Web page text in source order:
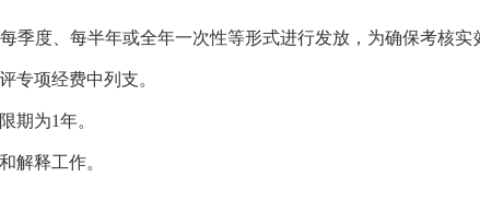
度、每半年或全年一次性等形式进行发放，为确保考核实
专项经费中列支。
为1年。
释工作。